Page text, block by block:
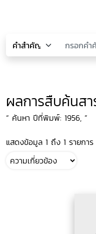
ผลการสืบค้นส
“ ค้นหา ปีที่พิมพ์: 1956, ”
แสดงข้อมูล 1 ถึง 1 รายกา